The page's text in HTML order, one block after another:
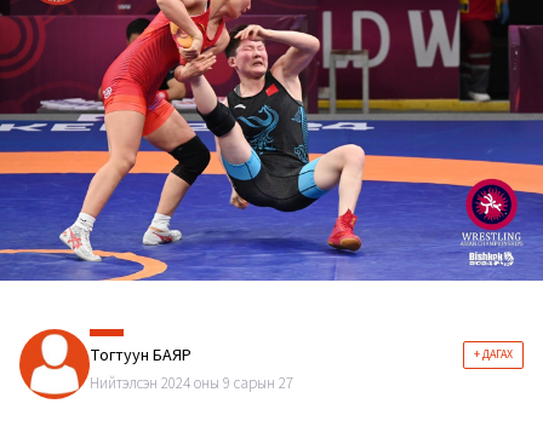
Тогтуун БАЯР + ДАГАХ
Нийтэлсэн 2024 оны 9 сарын 27